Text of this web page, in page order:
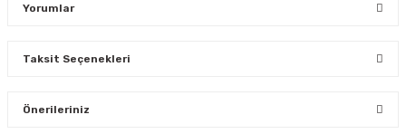
Yorumlar
Taksit Seçenekleri
Önerileriniz